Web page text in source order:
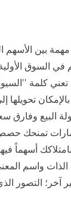
بين الأسهم
السوق
كلمة
تمنحك
أسهماً
بعد الهجرة 4-
آخر؛ التصور